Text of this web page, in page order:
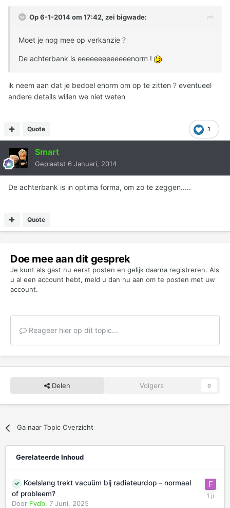
Op 6-1-2014 om 17:42, zei bigwade:
Moet je nog mee op verkanzie ?
De achterbank is eeeeeeeeeeeeenorm !
ik neem aan dat je bedoel enorm om op te zitten ? eventueel
andere details willen we niet weten
1
Quote
Smart
Geplaatst 6 Januari, 2014
De achterbank is in optima forma, om zo te zeggen.....
Quote
Doe mee aan dit gesprek
Je kunt als gast nu eerst posten en gelijk daarna registreren. Als
u al een account hebt, meld u dan nu aan om te posten met uw
account.
Reageer hier op dit topic...
Delen Volgers 0
Ga naar Topic Overzicht
Gerelateerde Inhoud
Koelslang trekt vacuüm bij radiateurdop – normaal
of probleem?
Door Fvdb 7 Juni, 2025